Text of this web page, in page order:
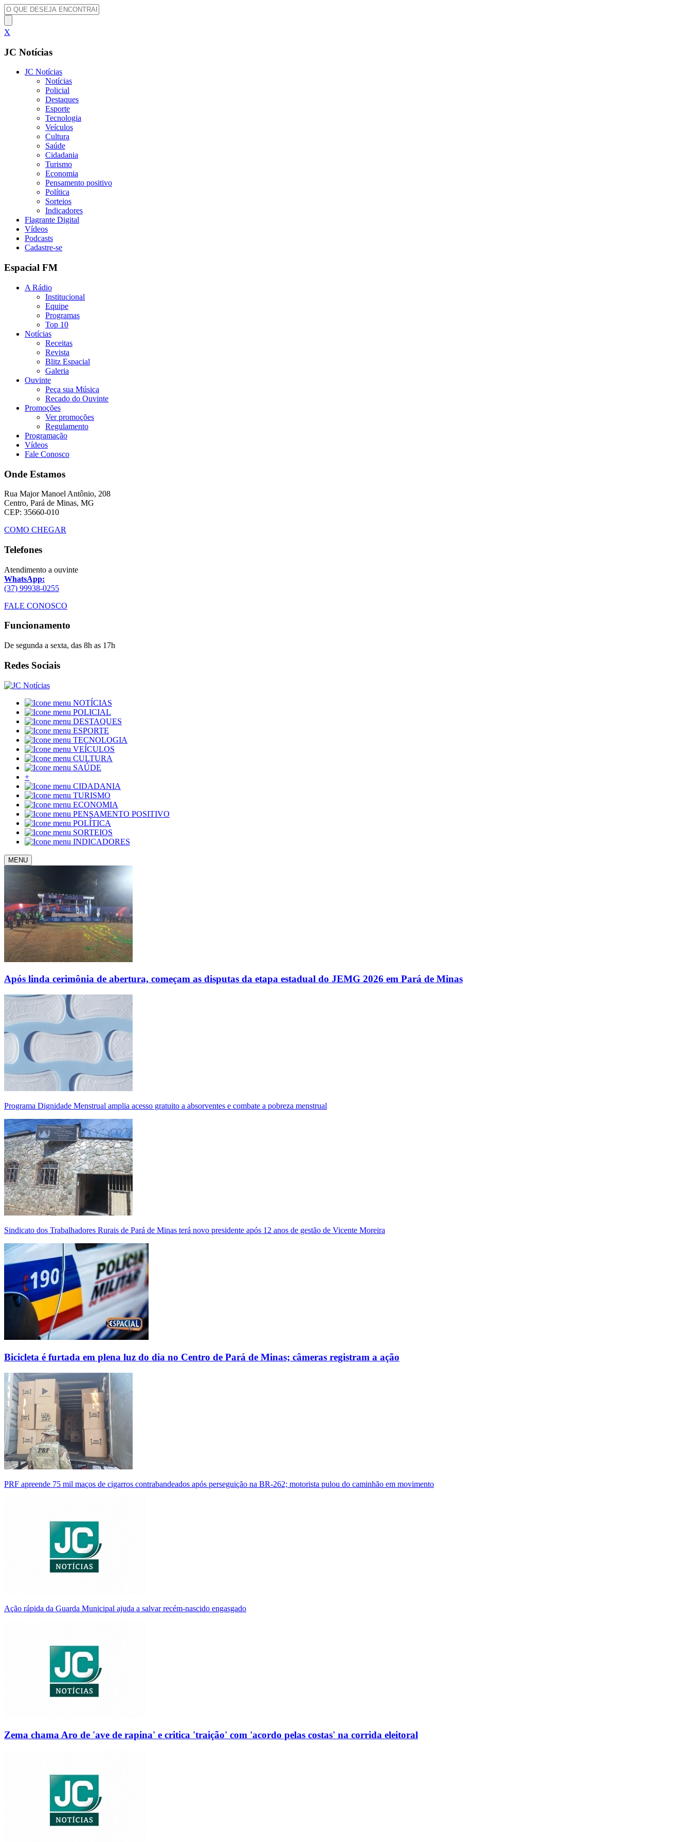
X
JC Notícias
JC Notícias
Notícias
Policial
Destaques
Esporte
Tecnologia
Veículos
Cultura
Saúde
Cidadania
Turismo
Economia
Pensamento positivo
Política
Sorteios
Indicadores
Flagrante Digital
Vídeos
Podcasts
Cadastre-se
Espacial FM
A Rádio
Institucional
Equipe
Programas
Top 10
Notícias
Receitas
Revista
Blitz Espacial
Galeria
Ouvinte
Peça sua Música
Recado do Ouvinte
Promoções
Ver promoções
Regulamento
Programação
Vídeos
Fale Conosco
Onde Estamos
Rua Major Manoel Antônio, 208
Centro, Pará de Minas, MG
CEP: 35660-010
COMO CHEGAR
Telefones
Atendimento a ouvinte
WhatsApp:
(37) 99938-0255
FALE CONOSCO
Funcionamento
De segunda a sexta, das 8h as 17h
Redes Sociais
NOTÍCIAS
POLICIAL
DESTAQUES
ESPORTE
TECNOLOGIA
VEÍCULOS
CULTURA
SAÚDE
+
CIDADANIA
TURISMO
ECONOMIA
PENSAMENTO POSITIVO
POLÍTICA
SORTEIOS
INDICADORES
MENU
Após linda cerimônia de abertura, começam as disputas da etapa estadual do JEMG 2026 em Pará de Minas
Programa Dignidade Menstrual amplia acesso gratuito a absorventes e combate a pobreza menstrual
Sindicato dos Trabalhadores Rurais de Pará de Minas terá novo presidente após 12 anos de gestão de Vicente Moreira
Bicicleta é furtada em plena luz do dia no Centro de Pará de Minas; câmeras registram a ação
PRF apreende 75 mil maços de cigarros contrabandeados após perseguição na BR-262; motorista pulou do caminhão em movimento
Ação rápida da Guarda Municipal ajuda a salvar recém-nascido engasgado
Zema chama Aro de 'ave de rapina' e critica 'traição' com 'acordo pelas costas' na corrida eleitoral